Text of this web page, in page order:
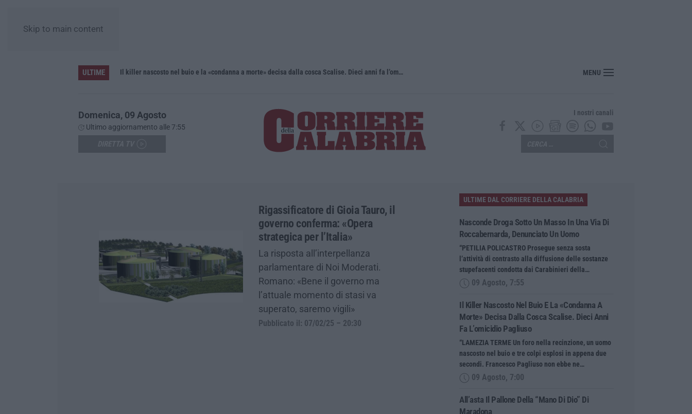
Skip to main content
ULTIME Il killer nascosto nel buio e la «condanna a morte» decisa dalla cosca Scalise. Dieci anni fa l’omicidio Pagliuso MENU
Domenica, 09 Agosto
Ultimo aggiornamento alle 7:55
I nostri canali
Rigassificatore di Gioia Tauro, il
governo conferma: «Opera
strategica per l’Italia»
La risposta all’interpellanza
parlamentare di Noi Moderati.
Romano: «Bene il governo ma
l’attuale momento di stasi va
superato, saremo vigili»
Pubblicato il: 07/02/25 – 20:30
ULTIME DAL CORRIERE DELLA CALABRIA
Nasconde Droga Sotto Un Masso In Una Via Di
Roccabernarda, Denunciato Un Uomo
“PETILIA POLICASTRO Prosegue senza sosta
l’attività di contrasto alla diffusione delle sostanze
stupefacenti condotta dai Carabinieri della…
09 Agosto, 7:55
Il Killer Nascosto Nel Buio E La «condanna A
Morte» Decisa Dalla Cosca Scalise. Dieci Anni
Fa L’omicidio Pagliuso
“LAMEZIA TERME Un foro nella recinzione, un uomo
nascosto nel buio e tre colpi esplosi in appena due
secondi. Francesco Pagliuso non ebbe ne…
09 Agosto, 7:00
All’asta Il Pallone Della “mano Di Dio” Di
Maradona